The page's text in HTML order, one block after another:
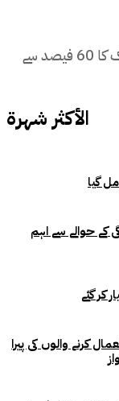
اسلام آباد ( طیبہ بخاری سے ) ایک طرف ملک کا 60 فیصد سے
الأكثر شهرة
گیا
کے حوالے سے اہم
کر گئے
کرنے والوں کی پیرا